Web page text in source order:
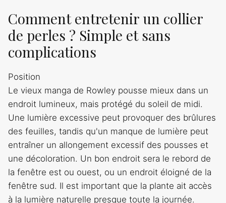
Comment entretenir un collier
de perles ? Simple et sans
complications
Position
Le vieux manga de Rowley pousse mieux dans un
endroit lumineux, mais protégé du soleil de midi.
Une lumière excessive peut provoquer des brûlures
des feuilles, tandis qu'un manque de lumière peut
entraîner un allongement excessif des pousses et
une décoloration. Un bon endroit sera le rebord de
la fenêtre est ou ouest, ou un endroit éloigné de la
fenêtre sud. Il est important que la plante ait accès
à la lumière naturelle presque toute la journée.